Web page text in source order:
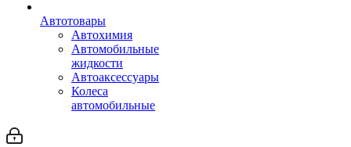
Автотовары
Автохимия
Автомобильные
жидкости
Автоаксессуары
Колеса
автомобильные